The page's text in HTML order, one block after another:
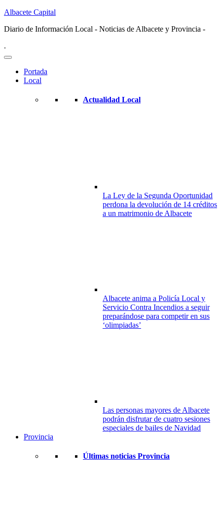
Albacete Capital
Diario de Información Local - Noticias de Albacete y Provincia -
.
Portada
Local
Actualidad Local
La Ley de la Segunda Oportunidad
perdona la devolución de 14 créditos
a un matrimonio de Albacete
Albacete anima a Policía Local y
Servicio Contra Incendios a seguir
preparándose para competir en sus
‘olimpiadas’
Las personas mayores de Albacete
podrán disfrutar de cuatro sesiones
especiales de bailes de Navidad
Provincia
Últimas noticias Provincia